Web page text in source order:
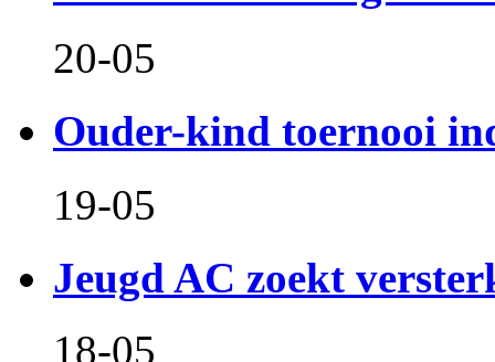
20-05
Ouder-kind toernooi
19-05
Jeugd AC zoekt
18-05